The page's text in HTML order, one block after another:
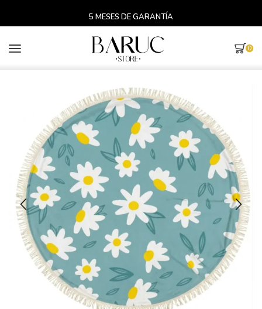
5 MESES DE GARANTÍA
0